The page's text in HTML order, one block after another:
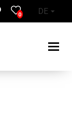
0 DE